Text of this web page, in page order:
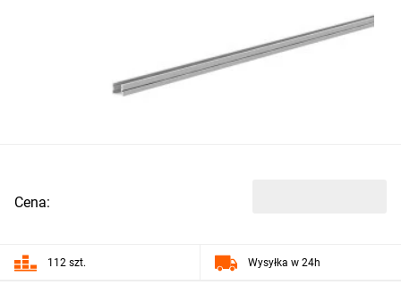
Cena:
112 szt. Wysyłka w 24h